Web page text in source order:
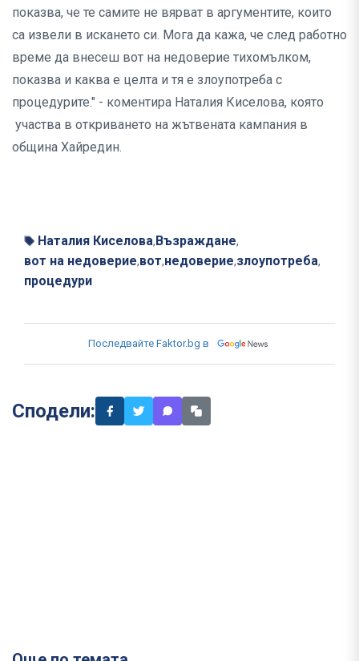
показва, че те самите не вярват в аргументите, които
са извели в искането си. Мога да кажа, че след работно
време да внесеш вот на недоверие тихомълком,
показва и каква е целта и тя е злоупотреба с
процедурите." - коментира Наталия Киселова, която
участва в откриването на жътвената кампания в
община Хайредин.
Наталия Киселова, Възраждане,
вот на недоверие,вот,недоверие,злоупотреба,
процедури
Последвайте Faktor.bg в
Сподели: